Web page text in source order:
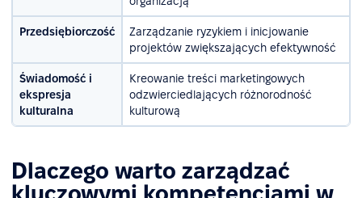
Przedsiębiorczość
Zarządzanie ryzykiem i inicjowanie
projektów zwiększających efektywność
Świadomość i
ekspresja
kulturalna
Kreowanie treści marketingowych
odzwierciedlających różnorodność
kulturową
Dlaczego warto zarządzać
kluczowymi kompetencjami w